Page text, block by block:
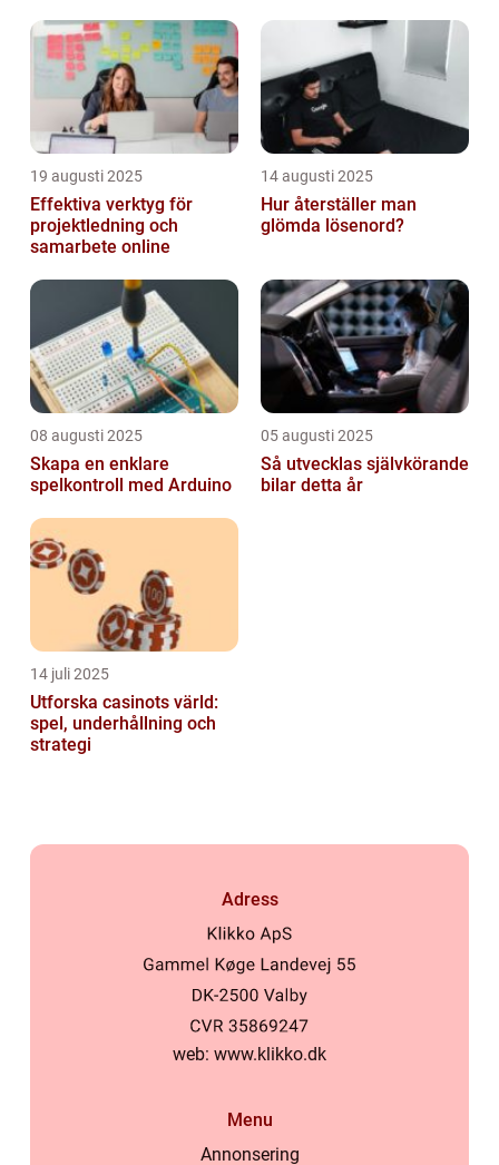
19 augusti 2025
Effektiva verktyg för
projektledning och
samarbete online
14 augusti 2025
Hur återställer man
glömda lösenord?
08 augusti 2025
Skapa en enklare
spelkontroll med Arduino
05 augusti 2025
Så utvecklas självkörande
bilar detta år
14 juli 2025
Utforska casinots värld:
spel, underhållning och
strategi
Adress
web: www.klikko.dk
Menu
Annonsering